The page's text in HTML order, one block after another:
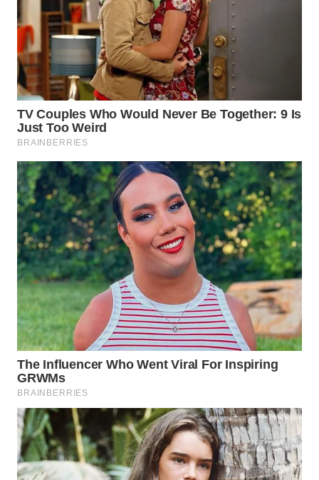
WN
DANAU
TOBA
WN
NIAS
WN
LANGKAT
TAPANULI
SELATAN
WN
TANJUNG
LESUNG
WN
KARO
WN
SIMALUNGUN
WN
LABUHANBATU